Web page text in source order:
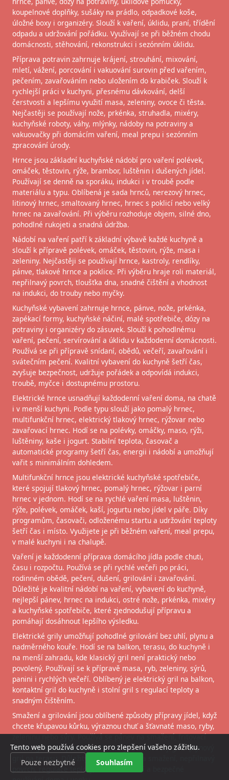
koupelnové doplňky, sušáky na prádlo, odpadkové koše,
úložné boxy i organizéry. Slouží k vaření, úklidu, praní, třídění
odpadu a udržování pořádku. Využívají se při běžném chodu
domácnosti, stěhování, rekonstrukci i sezónním úklidu.
Příprava potravin zahrnuje krájení, strouhání, mixování,
mletí, vážení, porcování i vakuování surovin před vařením,
pečením, zavařováním nebo uložením do krabiček. Slouží k
rychlejší práci v kuchyni, přesnému dávkování, delší
čerstvosti a lepšímu využití masa, zeleniny, ovoce či těsta.
Nejčastěji se používají nože, prkénka, struhadla, mixéry,
kuchyňské roboty, váhy, mlýnky, nádoby na potraviny a
vakuovačky při domácím vaření, meal prepu i sezónním
zpracování úrody.
Hrnce jsou základní kuchyňské nádobí pro vaření polévek,
omáček, těstovin, rýže, brambor, luštěnin i dušených jídel.
Používají se denně na sporáku, indukci i v troubě podle
materiálu a typu. Oblíbená je sada hrnců, nerezový hrnec,
litinový hrnec, smaltovaný hrnec, hrnec s poklicí nebo velký
hrnec na zavařování. Při výběru rozhoduje objem, silné dno,
pohodlné rukojeti a snadná údržba.
Nádobí na vaření patří k základní výbavě každé kuchyně a
slouží k přípravě polévek, omáček, těstovin, rýže, masa i
zeleniny. Nejčastěji se používají hrnce, kastroly, rendlíky,
pánve, tlakové hrnce a poklice. Při výběru hraje roli materiál,
nepřilnavý povrch, tloušťka dna, snadné čištění a vhodnost
na indukci, do trouby nebo myčky.
Kuchyňské vybavení zahrnuje hrnce, pánve, nože, prkénka,
zapékací formy, kuchyňské náčiní, malé spotřebiče, dózy na
potraviny i organizéry do zásuvek. Slouží k pohodlnému
vaření, pečení, servírování a úklidu v každodenní domácnosti.
Používá se při přípravě snídaní, obědů, večeří, zavařování i
svátečním pečení. Kvalitní vybavení do kuchyně šetří čas,
zvyšuje bezpečnost, udržuje pořádek a odpovídá indukci,
troubě, myčce i dostupnému prostoru.
Elektrické hrnce usnadňují každodenní vaření doma, na chatě
i v menší kuchyni. Podle typu slouží jako pomalý hrnec,
multifunkční hrnec, elektrický tlakový hrnec, rýžovar nebo
zavařovací hrnec. Hodí se na polévky, omáčky, maso, rýži,
luštěniny, kaše i jogurt. Stabilní teplota, časovač a
automatické programy šetří čas, energii i nádobí a umožňují
vařit s minimálním dohledem.
Multifunkční hrnce jsou elektrické kuchyňské spotřebiče,
které spojují tlakový hrnec, pomalý hrnec, rýžovar i parní
hrnec v jednom. Hodí se na rychlé vaření masa, luštěnin,
rýže, polévek, omáček, kaší, jogurtu nebo jídel v páře. Díky
programům, časovači, odloženému startu a udržování teploty
šetří čas i místo. Využijete je při běžném vaření, meal prepu,
v malé kuchyni i na chalupě.
Vaření je každodenní příprava domácího jídla podle chuti,
času i rozpočtu. Používá se při rychlé večeři po práci,
rodinném obědě, pečení, dušení, grilování i zavařování.
Důležité je kvalitní nádobí na vaření, vybavení do kuchyně,
nejlepší pánev, hrnec na indukci, ostré nože, prkénka, mixéry
a kuchyňské spotřebiče, které zjednodušují přípravu a
pomáhají dosáhnout lepšího výsledku.
Elektrické grily umožňují pohodlné grilování bez uhlí, plynu a
nadměrného kouře. Hodí se na balkon, terasu, do kuchyně i
na menší zahradu, kde klasický gril není praktický nebo
povolený. Používají se k přípravě masa, ryb, zeleniny, sýrů,
panini i rychlých večeří. Oblíbený je elektrický gril na balkon,
kontaktní gril do kuchyně i stolní gril s regulací teploty a
snadným čištěním.
Smažení a grilování jsou oblíbené způsoby přípravy jídel, když
chcete křupavou kůrku, výraznou chuť a šťavnaté maso, ryby,
zeleninu nebo sýry. Používá se pánev na smažení, fritovací
hrnec, grilovací pánev, kontaktní gril, elektrický gril i plynový
gril na terasu. Důležitý je vhodný olej na smažení, nepřilnavý
povrch, regulace teploty, snadné čištění a bezpečné
Tento web používá cookies pro zlepšení vašeho zážitku.
Pouze nezbytné
Souhlasím